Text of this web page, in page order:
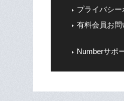
プライバシー
有料会員お問
Numberサポ